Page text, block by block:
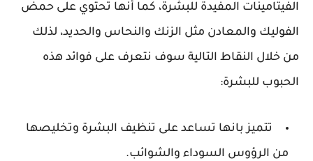
الفيتامينات المفيدة للبشرة، كما أنها تحتوي على حمض
الفوليك والمعادن مثل الزنك والنحاس والحديد، لذلك
من خلال النقاط التالية سوف نتعرف على فوائد هذه
الحبوب للبشرة:
تتميز بانها تساعد على تنظيف البشرة وتخليصها
من الرؤوس السوداء والشوائب.